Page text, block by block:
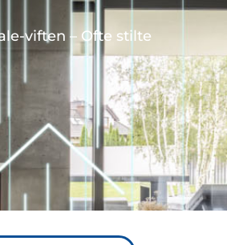
viften – Ofte stilte